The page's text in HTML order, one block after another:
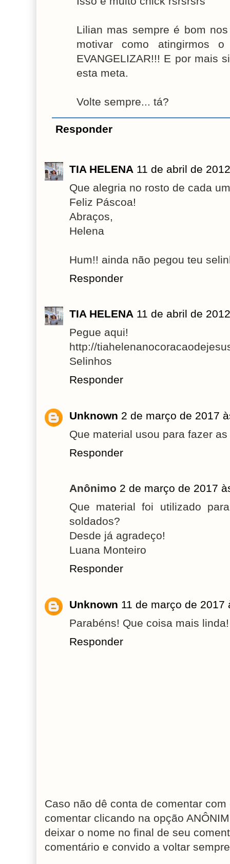
Lilian mas sempre é bom
motivar como atingirmos
EVANGELIZAR!!! E por mais
esta meta.
Volte sempre... tá?
Responder
TIA HELENA 11 de abril de
Que alegria no rosto de cada
Feliz Páscoa!
Abraços,
Helena
Hum!! ainda não pegou teu
Responder
TIA HELENA 11 de abril de
Pegue aqui!
http://
Selinhos
Responder
Unknown 2 de março de 2017
Que material usou para fazer
Responder
Anônimo 2 de março de 2017
Que material foi utilizado
soldados?
Desde já agradeço!
Luana Monteiro
Responder
Unknown 11 de março de 2017
Parabéns! Que coisa mais linda!
Responder
Caso não dê conta de comentar
comentar clicando na opção
deixar o nome no final de seu
comentário e convido a voltar